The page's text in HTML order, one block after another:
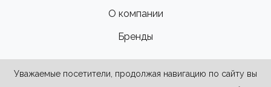
О компании
Бренды
Уважаемые посетители, продолжая навигацию по сайту вы